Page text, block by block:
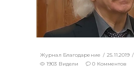
Журнал Благодарение 25.11.2019
1903 Видели
0 Комментов